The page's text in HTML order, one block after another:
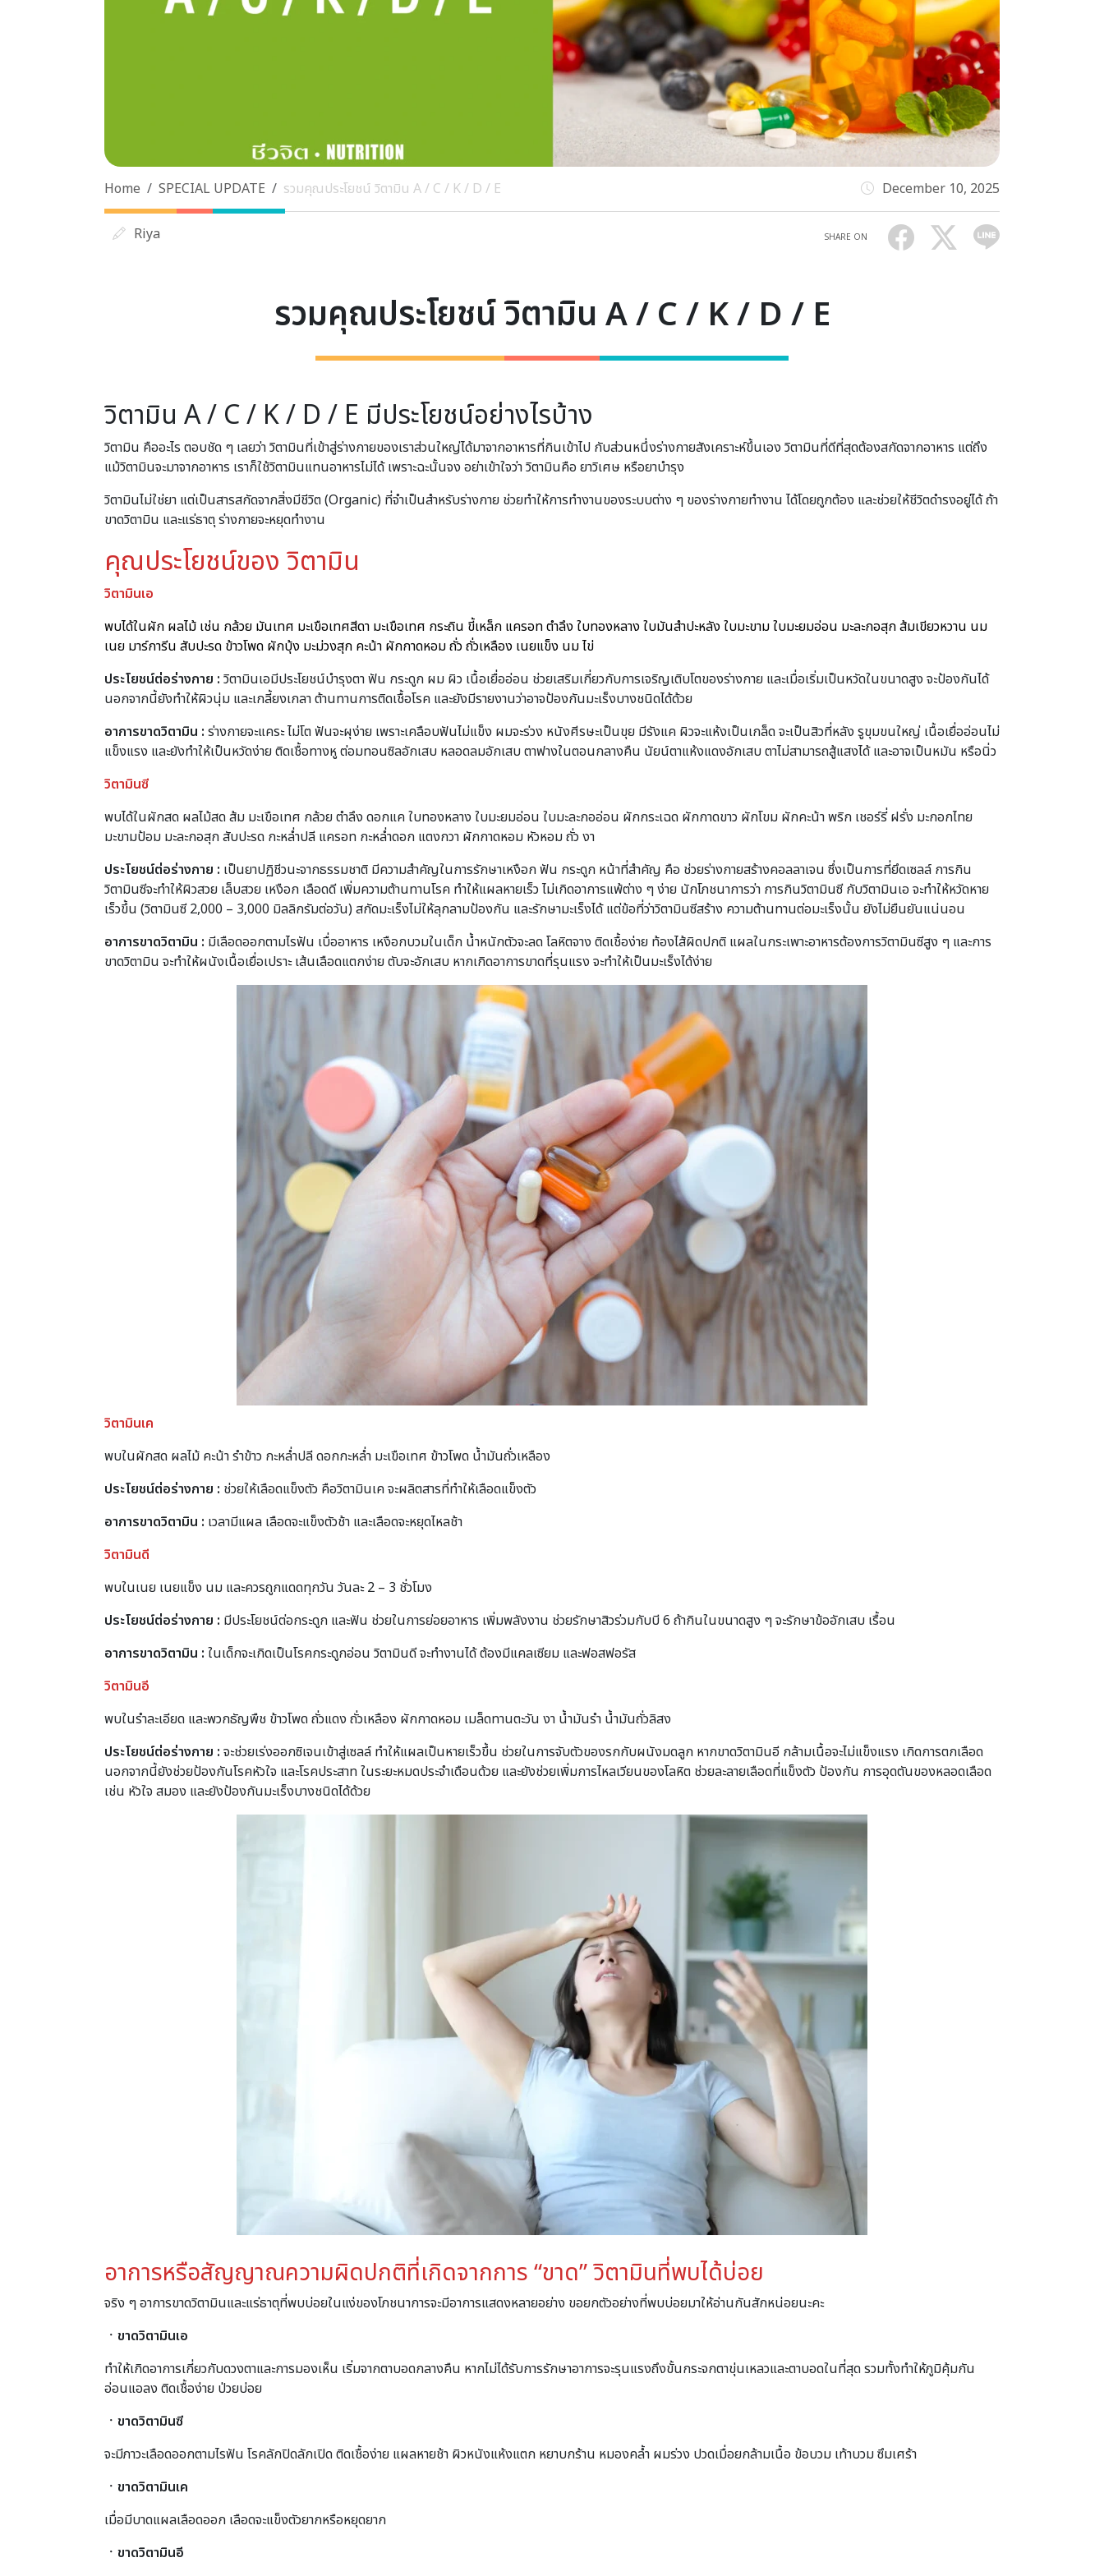
Home SPECIAL UPDATE รวมคุณประโยชน์ วิตามิน A / C / K / D / E December 10, 2025
Riya SHARE ON
รวมคุณประโยชน์ วิตามิน A / C / K / D / E
วิตามิน A / C / K / D / E มีประโยชน์อย่างไรบ้าง
วิตามิน คืออะไร ตอบชัด ๆ เลยว่า วิตามินที่เข้าสู่ร่างกายของเราส่วนใหญ่ได้มาจากอาหารที่กินเข้าไป กับส่วนหนึ่งร่างกายสังเคราะห์ขึ้นเอง วิตามินที่ดีที่สุดต้องสกัดจากอาหาร แต่ถึง
แม้วิตามินจะมาจากอาหาร เราก็ใช้วิตามินแทนอาหารไม่ได้ เพราะฉะนั้นจง อย่าเข้าใจว่า วิตามินคือ ยาวิเศษ หรือยาบำรุง
วิตามินไม่ใช่ยา แต่เป็นสารสกัดจากสิ่งมีชีวิต (Organic) ที่จำเป็นสำหรับร่างกาย ช่วยทำให้การทำงานของระบบต่าง ๆ ของร่างกายทำงาน ได้โดยถูกต้อง และช่วยให้ชีวิตดำรงอยู่ได้ ถ้า
ขาดวิตามิน และแร่ธาตุ ร่างกายจะหยุดทำงาน
คุณประโยชน์ของ วิตามิน
วิตามินเอ
พบได้ในผัก ผลไม้ เช่น กล้วย มันเทศ มะเขือเทศสีดา มะเขือเทศ กระถิน ขี้เหล็ก แครอท ตำลึง ใบทองหลาง ใบมันสำปะหลัง ใบมะขาม ใบมะยมอ่อน มะละกอสุก ส้มเขียวหวาน นม
เนย มาร์การีน สับปะรด ข้าวโพด ผักบุ้ง มะม่วงสุก คะน้า ผักกาดหอม ถั่ว ถั่วเหลือง เนยแข็ง นม ไข่
ประโยชน์ต่อร่างกาย : วิตามินเอมีประโยชน์บำรุงตา ฟัน กระดูก ผม ผิว เนื้อเยื่ออ่อน ช่วยเสริมเกี่ยวกับการเจริญเติบโตของร่างกาย และเมื่อเริ่มเป็นหวัดในขนาดสูง จะป้องกันได้
นอกจากนี้ยังทำให้ผิวนุ่ม และเกลี้ยงเกลา ต้านทานการติดเชื้อโรค และยังมีรายงานว่าอาจป้องกันมะเร็งบางชนิดได้ด้วย
อาการขาดวิตามิน : ร่างกายจะแคระ ไม่โต ฟันจะผุง่าย เพราะเคลือบฟันไม่แข็ง ผมจะร่วง หนังศีรษะเป็นขุย มีรังแค ผิวจะแห้งเป็นเกล็ด จะเป็นสิวที่หลัง รูขุมขนใหญ่ เนื้อเยื่ออ่อนไม่
แข็งแรง และยังทำให้เป็นหวัดง่าย ติดเชื้อทางหู ต่อมทอนซิลอักเสบ หลอดลมอักเสบ ตาฟางในตอนกลางคืน นัยน์ตาแห้งแดงอักเสบ ตาไม่สามารถสู้แสงได้ และอาจเป็นหมัน หรือนิ่ว
วิตามินซี
พบได้ในผักสด ผลไม้สด ส้ม มะเขือเทศ กล้วย ตำลึง ดอกแค ใบทองหลาง ใบมะยมอ่อน ใบมะละกออ่อน ผักกระเฉด ผักกาดขาว ผักโขม ผักคะน้า พริก เชอร์รี่ ฝรั่ง มะกอกไทย
มะขามป้อม มะละกอสุก สับปะรด กะหล่ำปลี แครอท กะหล่ำดอก แตงกวา ผักกาดหอม หัวหอม ถั่ว งา
ประโยชน์ต่อร่างกาย : เป็นยาปฏิชีวนะจากธรรมชาติ มีความสำคัญในการรักษาเหงือก ฟัน กระดูก หน้าที่สำคัญ คือ ช่วยร่างกายสร้างคอลลาเจน ซึ่งเป็นการที่ยึดเซลล์ การกิน
วิตามินซีจะทำให้ผิวสวย เล็บสวย เหงือก เลือดดี เพิ่มความต้านทานโรค ทำให้แผลหายเร็ว ไม่เกิดอาการแพ้ต่าง ๆ ง่าย นักโภชนาการว่า การกินวิตามินซี กับวิตามินเอ จะทำให้หวัดหาย
เร็วขึ้น (วิตามินซี 2,000 – 3,000 มิลลิกรัมต่อวัน) สกัดมะเร็งไม่ให้ลุกลามป้องกัน และรักษามะเร็งได้ แต่ข้อที่ว่าวิตามินซีสร้าง ความต้านทานต่อมะเร็งนั้น ยังไม่ยืนยันแน่นอน
อาการขาดวิตามิน : มีเลือดออกตามไรฟัน เบื่ออาหาร เหงือกบวมในเด็ก น้ำหนักตัวจะลด โลหิตจาง ติดเชื้อง่าย ท้องไส้ผิดปกติ แผลในกระเพาะอาหารต้องการวิตามินซีสูง ๆ และการ
ขาดวิตามิน จะทำให้ผนังเนื้อเยื่อเปราะ เส้นเลือดแตกง่าย ตับจะอักเสบ หากเกิดอาการขาดที่รุนแรง จะทำให้เป็นมะเร็งได้ง่าย
วิตามินเค
พบในผักสด ผลไม้ คะน้า รำข้าว กะหล่ำปลี ดอกกะหล่ำ มะเขือเทศ ข้าวโพด น้ำมันถั่วเหลือง
ประโยชน์ต่อร่างกาย : ช่วยให้เลือดแข็งตัว คือวิตามินเค จะผลิตสารที่ทำให้เลือดแข็งตัว
อาการขาดวิตามิน : เวลามีแผล เลือดจะแข็งตัวช้า และเลือดจะหยุดไหลช้า
วิตามินดี
พบในเนย เนยแข็ง นม และควรถูกแดดทุกวัน วันละ 2 – 3 ชั่วโมง
ประโยชน์ต่อร่างกาย : มีประโยชน์ต่อกระดูก และฟัน ช่วยในการย่อยอาหาร เพิ่มพลังงาน ช่วยรักษาสิวร่วมกับบี 6 ถ้ากินในขนาดสูง ๆ จะรักษาข้ออักเสบ เรื้อน
อาการขาดวิตามิน : ในเด็กจะเกิดเป็นโรคกระดูกอ่อน วิตามินดี จะทำงานได้ ต้องมีแคลเซียม และฟอสฟอรัส
วิตามินอี
พบในรำละเอียด และพวกธัญพืช ข้าวโพด ถั่วแดง ถั่วเหลือง ผักกาดหอม เมล็ดทานตะวัน งา น้ำมันรำ น้ำมันถั่วลิสง
ประโยชน์ต่อร่างกาย : จะช่วยเร่งออกซิเจนเข้าสู่เซลล์ ทำให้แผลเป็นหายเร็วขึ้น ช่วยในการจับตัวของรกกับผนังมดลูก หากขาดวิตามินอี กล้ามเนื้อจะไม่แข็งแรง เกิดการตกเลือด
นอกจากนี้ยังช่วยป้องกันโรคหัวใจ และโรคประสาท ในระยะหมดประจำเดือนด้วย และยังช่วยเพิ่มการไหลเวียนของโลหิต ช่วยละลายเลือดที่แข็งตัว ป้องกัน การอุดตันของหลอดเลือด
เช่น หัวใจ สมอง และยังป้องกันมะเร็งบางชนิดได้ด้วย
อาการหรือสัญญาณความผิดปกติที่เกิดจากการ “ขาด” วิตามินที่พบได้บ่อย
จริง ๆ อาการขาดวิตามินและแร่ธาตุที่พบบ่อยในแง่ของโภชนาการจะมีอาการแสดงหลายอย่าง ขอยกตัวอย่างที่พบบ่อยมาให้อ่านกันสักหน่อยนะคะ
ㆍ ขาดวิตามินเอ
ทำให้เกิดอาการเกี่ยวกับดวงตาและการมองเห็น เริ่มจากตาบอดกลางคืน หากไม่ได้รับการรักษาอาการจะรุนแรงถึงขั้นกระจกตาขุ่นเหลวและตาบอดในที่สุด รวมทั้งทำให้ภูมิคุ้มกัน
อ่อนแอลง ติดเชื้อง่าย ป่วยบ่อย
ㆍ ขาดวิตามินซี
จะมีภาวะเลือดออกตามไรฟัน โรคลักปิดลักเปิด ติดเชื้อง่าย แผลหายช้า ผิวหนังแห้งแตก หยาบกร้าน หมองคล้ำ ผมร่วง ปวดเมื่อยกล้ามเนื้อ ข้อบวม เท้าบวม ซึมเศร้า
ㆍ ขาดวิตามินเค
เมื่อมีบาดแผลเลือดออก เลือดจะแข็งตัวยากหรือหยุดยาก
ㆍขาดวิตามินอี